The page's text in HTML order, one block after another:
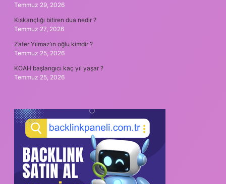
Temmuz 29, 2026
Kıskançlığı bitiren dua nedir ?
Temmuz 27, 2026
Zafer Yılmaz’ın oğlu kimdir ?
Temmuz 25, 2026
KOAH başlangıcı kaç yıl yaşar ?
Temmuz 25, 2026